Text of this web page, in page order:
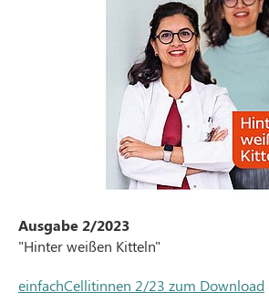
Ausgabe 2/2023
"Hinter weißen Kitteln"
einfachCellitinnen 2/23 zum Download